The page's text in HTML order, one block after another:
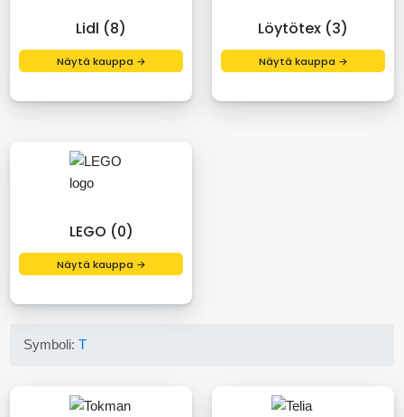
Lidl (8)
Näytä kauppa →
Löytötex (3)
Näytä kauppa →
LEGO (0)
Näytä kauppa →
Symboli:T